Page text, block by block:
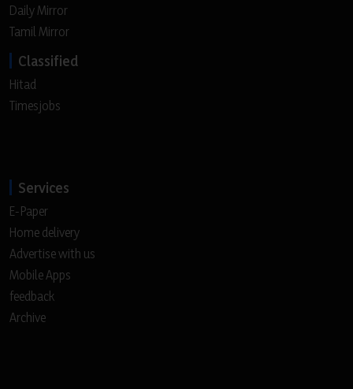
Daily Mirror
Tamil Mirror
Classified
Hitad
Timesjobs
Services
E-Paper
Home delivery
Advertise with us
Mobile Apps
feedback
Archive